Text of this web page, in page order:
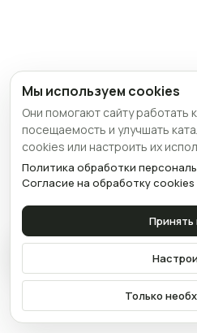
Связаться
Мы используем cookies
Они помогают сайту работать
посещаемость и улучшать
cookies или настроить их
Политика обработки
Согласие на обработку cookies
Принять
Только